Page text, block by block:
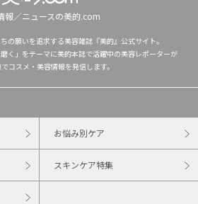
報／ニュースの美的.com
の願いを追求する美容雑誌『美的』公式サイト。
く」をテーマに美的本誌で活躍中の美容レポーターが
コスメ・美容情報を発信します。
お悩み別ケア
スキンケア特集